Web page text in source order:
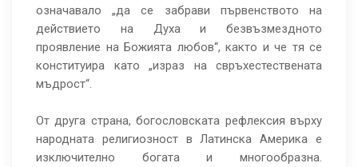
означавало „да се забрави първенството на
действието на Духа и безвъзмездното
проявление на Божията любов“, както и че тя се
конституира като „израз на свръхестествената
мъдрост“.
От друга страна, богословската рефлексия върху
народната религиозност в Латинска Америка е
изключително богата и многообразна.